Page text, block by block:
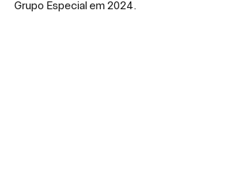
Grupo Especial em 2024.